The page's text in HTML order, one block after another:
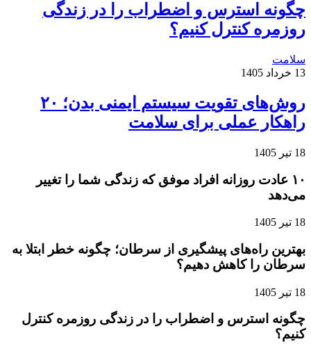
چگونه استرس و اضطراب را در زندگی
روزمره کنترل کنیم؟
سلامت
13 خرداد 1405
روش‌های تقویت سیستم ایمنی بدن؛ ۲۰
راهکار عملی برای سلامت
18 تیر 1405
۱۰ عادت روزانه افراد موفق که زندگی شما را تغییر
می‌دهد
18 تیر 1405
بهترین راه‌های پیشگیری از سرطان؛ چگونه خطر ابتلا به
سرطان را کاهش دهیم؟
18 تیر 1405
چگونه استرس و اضطراب را در زندگی روزمره کنترل
کنیم؟